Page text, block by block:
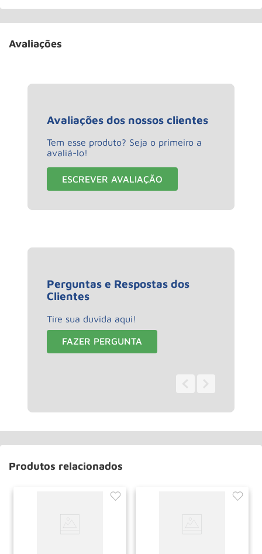
Avaliações
Avaliações dos nossos clientes
Tem esse produto? Seja o primeiro a
avaliá-lo!
ESCREVER AVALIAÇÃO
Perguntas e Respostas dos
Clientes
Tire sua duvida aqui!
FAZER PERGUNTA
Produtos relacionados